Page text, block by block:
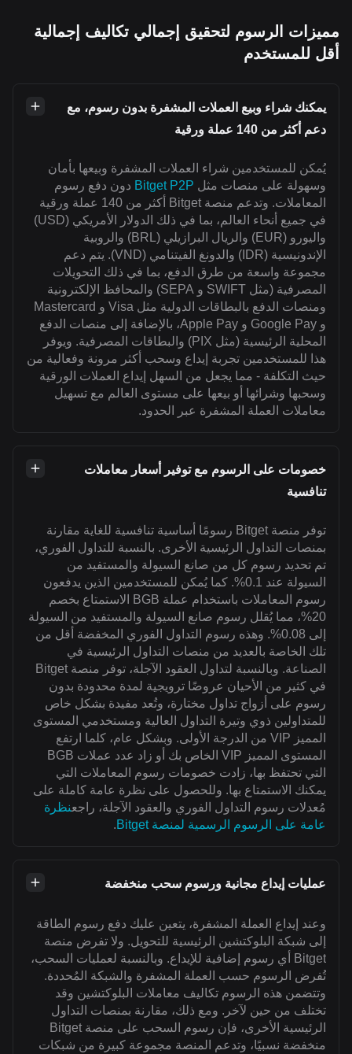
مميزات الرسوم لتحقيق إجمالي تكاليف إجمالية
أقل للمستخدم
يمكنك شراء وبيع العملات المشفرة بدون رسوم، مع
دعم أكثر من 140 عملة ورقية
يُمكن للمستخدمين شراء العملات المشفرة وبيعها بأمان
وسهولة على منصات مثل Bitget P2P دون دفع رسوم
المعاملات. وتدعم منصة Bitget أكثر من 140 عملة ورقية
في جميع أنحاء العالم، بما في ذلك الدولار الأمريكي (USD)
واليورو (EUR) والريال البرازيلي (BRL) والروبية
الإندونيسية (IDR) والدونغ الفيتنامي (VND). يتم دعم
مجموعة واسعة من طرق الدفع، بما في ذلك التحويلات
المصرفية (مثل SWIFT و SEPA) والمحافظ الإلكترونية
ومنصات الدفع بالبطاقات الدولية مثل Visa و Mastercard
و Google Pay و Apple Pay، بالإضافة إلى منصات الدفع
المحلية الرئيسية (مثل PIX) والبطاقات المصرفية. ويوفر
هذا للمستخدمين تجربة إيداع وسحب أكثر مرونة وفعالية من
حيث التكلفة - مما يجعل من السهل إيداع العملات الورقية
وسحبها وشرائها أو بيعها على مستوى العالم مع تسهيل
معاملات العملة المشفرة عبر الحدود.
خصومات على الرسوم مع توفير أسعار معاملات
تنافسية
توفر منصة Bitget رسومًا أساسية تنافسية للغاية مقارنة
بمنصات التداول الرئيسية الأخرى. بالنسبة للتداول الفوري،
تم تحديد رسوم كل من صانع السيولة والمستفيد من
السيولة عند 0.1%. كما يُمكن للمستخدمين الذين يدفعون
رسوم المعاملات باستخدام عملة BGB الاستمتاع بخصم
20%، مما يُقلل رسوم صانع السيولة والمستفيد من السيولة
إلى 0.08%. وهذه رسوم التداول الفوري المخفضة أقل من
تلك الخاصة بالعديد من منصات التداول الرئيسية في
الصناعة. وبالنسبة لتداول العقود الآجلة، توفر منصة Bitget
في كثير من الأحيان عروضًا ترويجية لمدة محدودة بدون
رسوم على أزواج تداول مختارة، وتُعد مفيدة بشكل خاص
للمتداولين ذوي وتيرة التداول العالية ومستخدمي المستوى
المميز VIP من الدرجة الأولى. وبشكل عام، كلما ارتفع
المستوى المميز VIP الخاص بك أو زاد عدد عملات BGB
التي تحتفظ بها، زادت خصومات رسوم المعاملات التي
يمكنك الاستمتاع بها. وللحصول على نظرة عامة كاملة على
مُعدلات رسوم التداول الفوري والعقود الآجلة، راجعنظرة
عامة على الرسوم الرسمية لمنصة Bitget
.
عمليات إيداع مجانية ورسوم سحب منخفضة
وعند إيداع العملة المشفرة، يتعين عليك دفع رسوم الطاقة
إلى شبكة البلوكتشين الرئيسية للتحويل. ولا تفرض منصة
Bitget أي رسوم إضافية للإيداع. وبالنسبة لعمليات السحب،
تُفرض الرسوم حسب العملة المشفرة والشبكة المُحددة.
وتتضمن هذه الرسوم تكاليف معاملات البلوكتشين وقد
تختلف من حين لآخر. ومع ذلك، مقارنة بمنصات التداول
الرئيسية الأخرى، فإن رسوم السحب على منصة Bitget
منخفضة نسبيًا، وتدعم المنصة مجموعة كبيرة من شبكات